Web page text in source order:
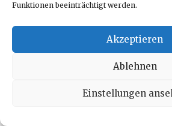
Funktionen beeinträchtigt werden.
Akzeptieren
Ablehnen
Einstellungen